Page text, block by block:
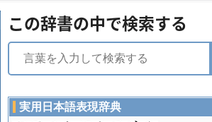
この辞書の中で検索する
実用日本語表現辞典